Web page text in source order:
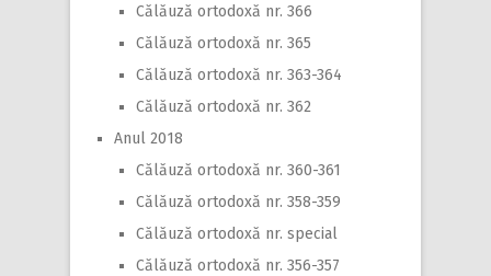
Călăuză ortodoxă nr. 366
Călăuză ortodoxă nr. 365
Călăuză ortodoxă nr. 363-364
Călăuză ortodoxă nr. 362
Anul 2018
Călăuză ortodoxă nr. 360-361
Călăuză ortodoxă nr. 358-359
Călăuză ortodoxă nr. special
Călăuză ortodoxă nr. 356-357